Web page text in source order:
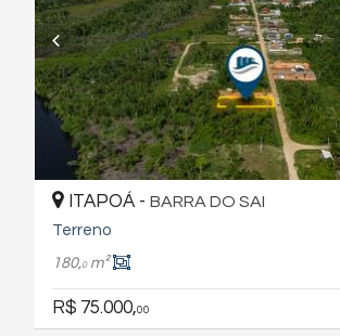
ITAPOÁ - BARRA DO SAI
Terreno
180,0m²
R$ 75.000,00